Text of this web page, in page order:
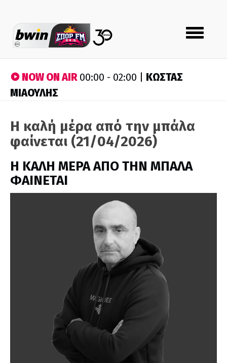
Toggle
navigation
NOW ON AIR00:00 - 02:00 | ΚΩΣΤΑΣ
ΜΙΑΟΥΛΗΣ
Η καλή μέρα από την μπάλα
φαίνεται (21/04/2026)
H ΚΑΛΗ ΜΕΡΑ ΑΠΟ ΤΗΝ ΜΠΑΛΑ
ΦΑΙΝΕΤΑΙ